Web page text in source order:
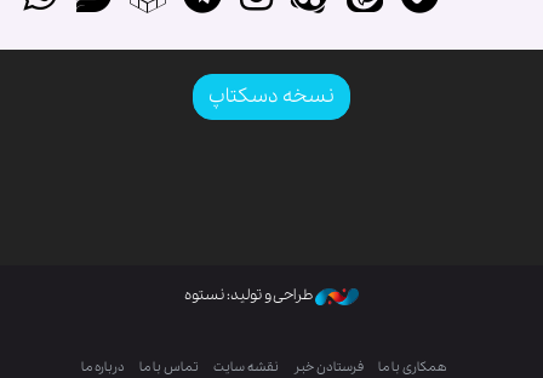
نسخه دسکتاپ
طراحی و تولید: نستوه
همکاری با ما فرستادن خبر نقشه سایت تماس با ما درباره ما